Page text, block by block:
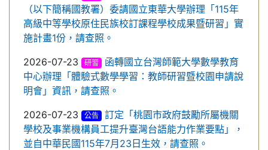
（以下簡稱國教署）委請國立東華大學辦理「115年
高級中等學校原住民族校訂課程學校成果暨研習」實
施計畫1份，請查照。
2026-07-23
研習
函轉國立台灣師範大學數學教育
中心辦理「體驗式數學學習：教師研習暨校園申請說
明會」資訊，請查照。
2026-07-23
公告
訂定「桃園市政府鼓勵所屬機關
學校及事業機構員工提升臺灣台語能力作業要點」，
並自中華民國115年7月23日生效，請查照。